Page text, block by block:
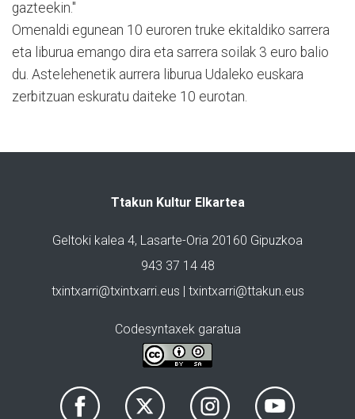
gazteekin."
Omenaldi egunean 10 euroren truke ekitaldiko sarrera
eta liburua emango dira eta sarrera soilak 3 euro balio
du. Astelehenetik aurrera liburua Udaleko euskara
zerbitzuan eskuratu daiteke 10 eurotan.
Ttakun Kultur Elkartea
Geltoki kalea 4, Lasarte-Oria 20160 Gipuzkoa
943 37 14 48
txintxarri@txintxarri.eus | txintxarri@ttakun.eus
Codesyntaxek garatua